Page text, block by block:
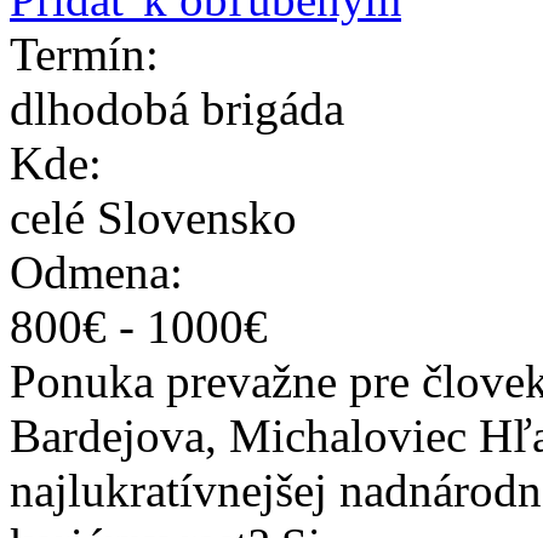
Termín:
dlhodobá brigáda
Kde:
celé Slovensko
Odmena:
800€ - 1000€
Ponuka prevažne pre
Bardejova, Michaloviec
najlukratívnejšej